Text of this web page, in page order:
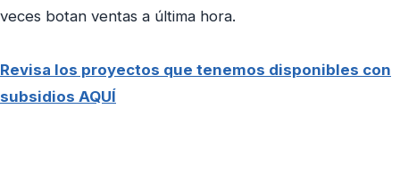
veces botan ventas a última hora.
Revisa los proyectos que tenemos disponibles con
subsidios AQUÍ